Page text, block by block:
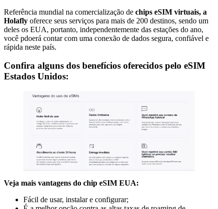
Referência mundial na comercialização de chips eSIM virtuais, a
Holafly oferece seus serviços para mais de 200 destinos, sendo um
deles os EUA, portanto, independentemente das estações do ano,
você pdoerá contar com uma conexão de dados segura, confiável e
rápida neste país.
Confira alguns dos benefícios oferecidos pelo eSIM
Estados Unidos:
Veja mais vantagens do chip eSIM EUA:
Fácil de usar, instalar e configurar;